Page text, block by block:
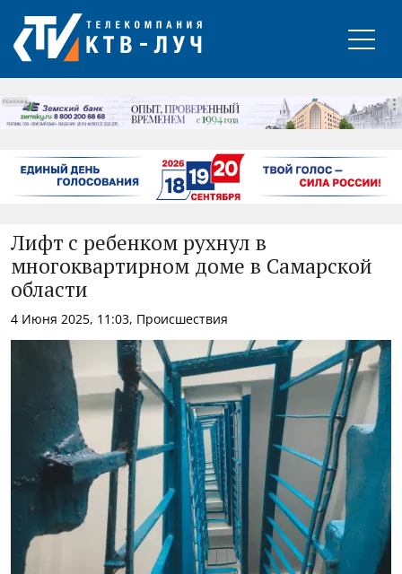
РЕКЛАМА
Лифт с ребенком рухнул в
многоквартирном доме в Самарской
области
4 Июня 2025, 11:03, Происшествия